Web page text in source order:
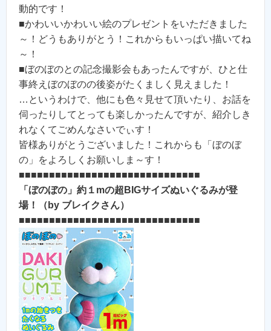
動的です！
■かわいいかわいい絵のプレゼントをいただきました
～！どうもありがとう！これからもいっぱい描いてね
～！
■ぼのぼのとの記念撮影会もあったんですが、ひと仕
事終えぼのぼのの後姿がたくましく見えました！
…というわけで、他にも色々見せて頂いたり、お話を
伺ったりしてとっても楽しかったんですが、紹介しき
れなくてごめんなさいでぃす！
皆様ありがとうございました！これからも「ぼのぼ
の」をよろしくお願いしま～す！
■■■■■■■■■■■■■■■■■■■■■■■■■■■■■■
「ぼのぼの」約１mの超BIGサイズぬいぐるみが登
場！（by ブレイクさん）
■■■■■■■■■■■■■■■■■■■■■■■■■■■■■■